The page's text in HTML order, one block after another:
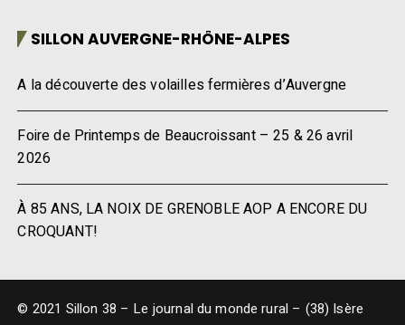
SILLON AUVERGNE-RHÔNE-ALPES
A la découverte des volailles fermières d’Auvergne
Foire de Printemps de Beaucroissant – 25 & 26 avril
2026
À 85 ANS, LA NOIX DE GRENOBLE AOP A ENCORE DU
CROQUANT!
© 2021 Sillon 38 – Le journal du monde rural – (38) Isère